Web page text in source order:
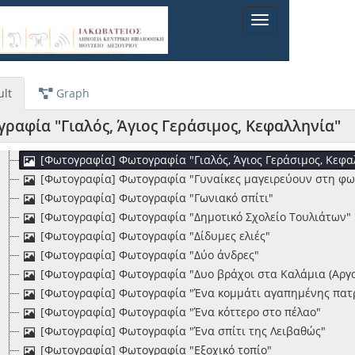
Toggle
navigation
Graph
"Γιαλός, Άγιος Γεράσιμος, Κεφαλληνία"
[Φωτογραφία] Φωτογραφία "Άποψη χωριού"
[Φωτογραφία] Φωτογραφία "Άποψις Αργοστολίου"
[Φωτογραφία] Φωτογραφία "Άποψις του Φισκάρδου"
[Φωτογραφία] Φωτογραφία "Απ΄το Ληξούρι"
[Φωτογραφία] Φωτογραφία "Απ' το χωριό" [1928-09]
[Φωτογραφία] Φωτογραφία "Αργοστόλι Κεφαλληνίας"
[Φωτογραφία] Φωτογραφία "Άρρωστες γυναίκες
[Φωτογραφία] Φωτογραφία "Βαρύ, Έρυσσος, Κεφαλληνία"
[Φωτογραφία] Φωτογραφία "Γιαλός, Άγιος Γεράσιμος,
[Φωτογραφία] Φωτογραφία "Γυναίκες μαγειρεύουν στη
[Φωτογραφία] Φωτογραφία "Γωνιακό σπίτι"
[Φωτογραφία] Φωτογραφία "Δημοτικό Σχολείο
[Φωτογραφία] Φωτογραφία "Δίδυμες ελιές"
[Φωτογραφία] Φωτογραφία "Δύο άνδρες"
[Φωτογραφία] Φωτογραφία "Δυο βράχοι στα Καλάμια
[Φωτογραφία] Φωτογραφία "Ένα κομμάτι αγαπημένης
[Φωτογραφία] Φωτογραφία "Ένα κόττερο στο πέλαο"
[Φωτογραφία] Φωτογραφία "Ένα σπίτι της Λειβαθώς"
[Φωτογραφία] Φωτογραφία "Εξοχικό τοπίο"